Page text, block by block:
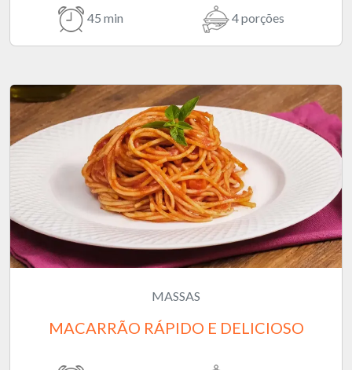
45 min 4 porções
MASSAS
MACARRÃO RÁPIDO E DELICIOSO